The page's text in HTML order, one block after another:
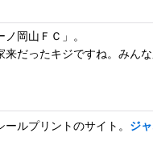
岡山ＦＣ」。
だったキジですね。みん
ルプリントのサイト。 ジ